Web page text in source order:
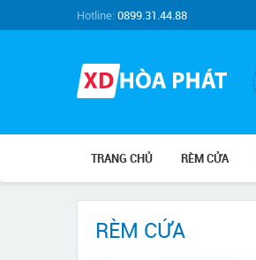
Hotline:0899.31.44.88
TRANG CHỦ RÈM CỬA
RÈM CỬA